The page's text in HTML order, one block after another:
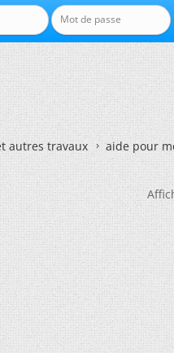
autres travaux aide pour